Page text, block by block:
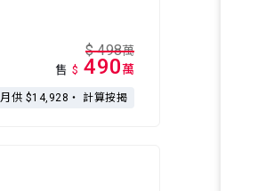
$ 498萬
售 $ 490萬
月供 $14,928・ 計算按揭